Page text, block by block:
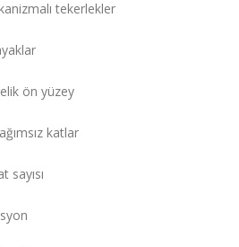
tekerlekler
ön yüzey
katlar
sayısı